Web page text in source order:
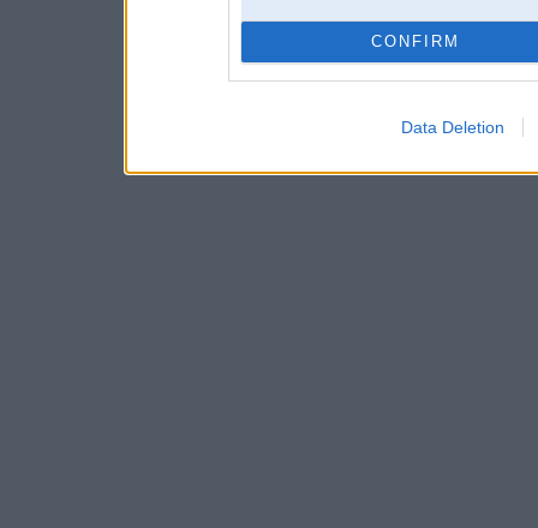
CONFIRM
Data Deletion